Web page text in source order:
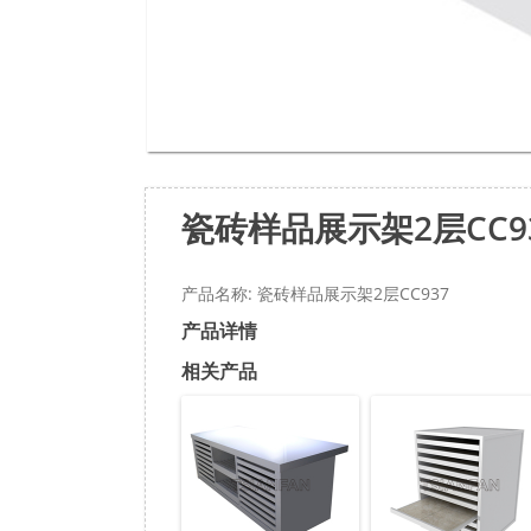
瓷砖样品展示架2层
产品名称: 瓷砖样品展示架2层CC937
产品详情
相关产品